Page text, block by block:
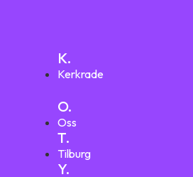
K.
Kerkrade
O.
Oss
T.
Tilburg
Y.